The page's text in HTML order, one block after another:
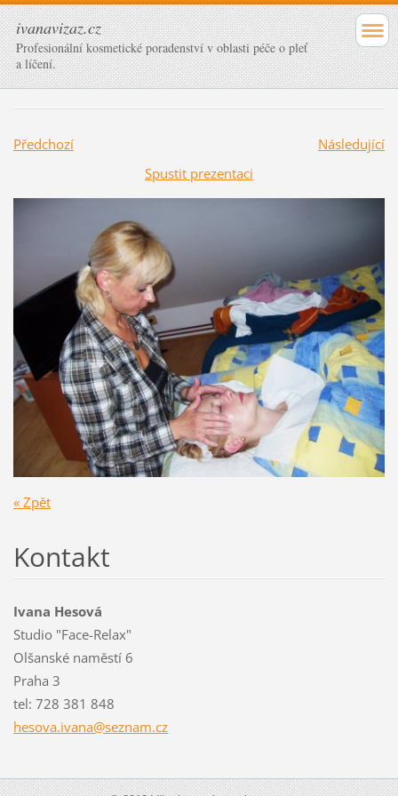
ivanavizaz.cz
Profesionální kosmetické poradenství v oblasti péče o pleť
a líčení.
Předchozí
Následující
Spustit prezentaci
« Zpět
Kontakt
Ivana Hesová
Studio "Face-Relax"
Olšanské naměstí 6
Praha 3
tel: 728 381 848
hesova.ivana@seznam.cz